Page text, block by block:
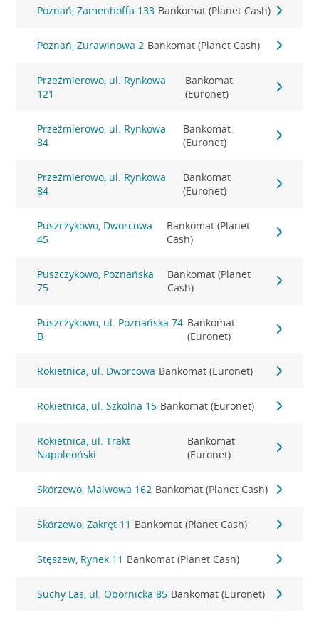
Poznań, Zamenhoffa 133 Bankomat (Planet Cash)
Poznań, Żurawinowa 2 Bankomat (Planet Cash)
Przeźmierowo, ul. Rynkowa
121
Bankomat
(Euronet)
Przeźmierowo, ul. Rynkowa
84
Bankomat
(Euronet)
Przeźmierowo, ul. Rynkowa
84
Bankomat
(Euronet)
Puszczykowo, Dworcowa
45
Bankomat (Planet
Cash)
Puszczykowo, Poznańska
75
Bankomat (Planet
Cash)
Puszczykowo, ul. Poznańska 74
B
Bankomat
(Euronet)
Rokietnica, ul. Dworcowa Bankomat (Euronet)
Rokietnica, ul. Szkolna 15 Bankomat (Euronet)
Rokietnica, ul. Trakt
Napoleoński
Bankomat
(Euronet)
Skórzewo, Malwowa 162 Bankomat (Planet Cash)
Skórzewo, Zakręt 11 Bankomat (Planet Cash)
Stęszew, Rynek 11 Bankomat (Planet Cash)
Suchy Las, ul. Obornicka 85 Bankomat (Euronet)